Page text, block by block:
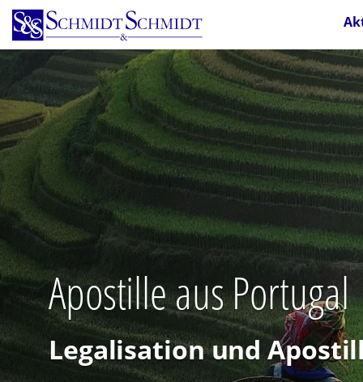
Direkt
zum
Inhalt
Apostille aus Portugal
Legalisation und